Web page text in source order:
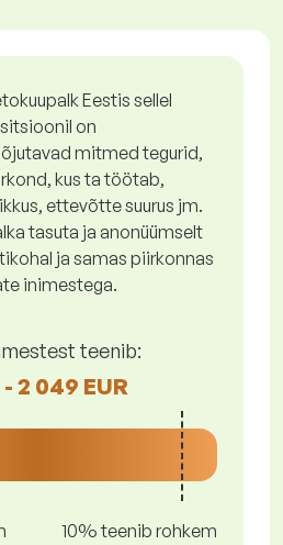
Eestis sellel
on
mitmed tegurid,
kus ta töötab,
ettevõtte suurus jm.
tasuta ja anonüümselt
ja samas piirkonnas
inimestega.
teenib:
- 2 049 EUR
10% teenib rohkem